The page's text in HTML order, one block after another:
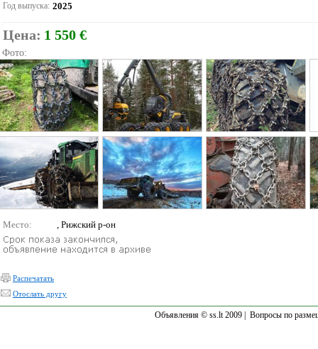
Год выпуска: 2025
Цена: 1 550 €
Фото:
Место: , Рижский р-он
Распечатать
Отослать другу
Объявления © ss.lt 2009 | Вопросы по